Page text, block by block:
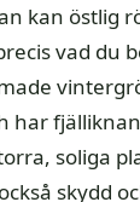
kan östlig
vad du
har
soliga
skydd